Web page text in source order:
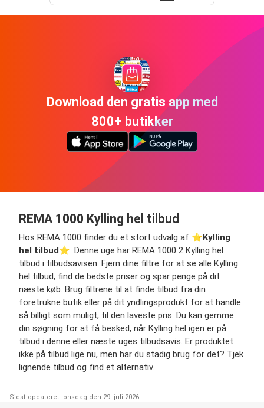
Download den gratis app med
800+ butikker
REMA 1000 Kylling hel tilbud
Hos REMA 1000 finder du et stort udvalg af ⭐️Kylling
hel tilbud⭐️. Denne uge har REMA 1000 2 Kylling hel
tilbud i tilbudsavisen. Fjern dine filtre for at se alle Kylling
hel tilbud, find de bedste priser og spar penge på dit
næste køb. Brug filtrene til at finde tilbud fra din
foretrukne butik eller på dit yndlingsprodukt for at handle
så billigt som muligt, til den laveste pris. Du kan gemme
din søgning for at få besked, når Kylling hel igen er på
tilbud i denne eller næste uges tilbudsavis. Er produktet
ikke på tilbud lige nu, men har du stadig brug for det? Tjek
lignende tilbud og find et alternativ.
Sidst opdateret: onsdag den 29. juli 2026